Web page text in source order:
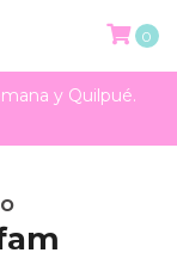
y Quilpué.
0